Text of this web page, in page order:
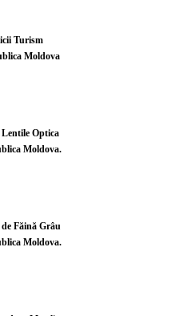
Turism
Moldova
Optica
Moldova.
Făină Grâu
Moldova.